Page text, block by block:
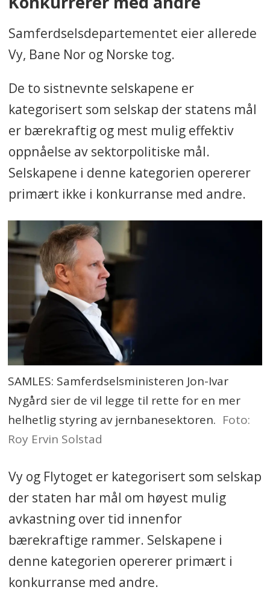
Samferdselsdepartementet eier allerede
Vy, Bane Nor og Norske tog.
De to sistnevnte selskapene er
kategorisert som selskap der statens mål
er bærekraftig og mest mulig effektiv
oppnåelse av sektorpolitiske mål.
Selskapene i denne kategorien opererer
primært ikke i konkurranse med andre.
SAMLES: Samferdselsministeren Jon-Ivar
Nygård sier de vil legge til rette for en mer
helhetlig styring av jernbanesektoren. Foto:
Roy Ervin Solstad
Vy og Flytoget er kategorisert som selskap
der staten har mål om høyest mulig
avkastning over tid innenfor
bærekraftige rammer. Selskapene i
denne kategorien opererer primært i
konkurranse med andre.